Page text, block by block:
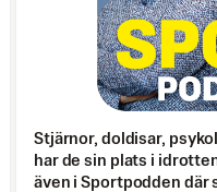
Stjärnor, doldisar,
har de sin plats i
även i Sportpodden där